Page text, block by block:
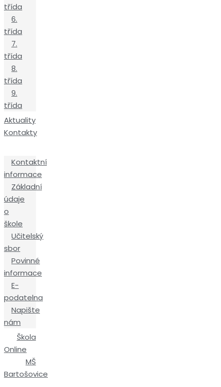
třída
6.
třída
7.
třída
8.
třída
9.
třída
Aktuality
Kontakty
Kontaktní
informace
Základní
údaje
o
škole
Učitelský
sbor
Povinné
informace
E-
podatelna
Napište
nám
Škola
Online
MŠ
Bartošovice